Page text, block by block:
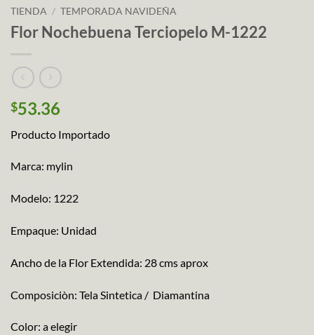
TIENDA / TEMPORADA NAVIDEÑA
Flor Nochebuena Terciopelo M-1222
$53.36
Producto Importado
Marca: mylin
Modelo: 1222
Empaque: Unidad
Ancho de la Flor Extendida: 28 cms aprox
Composiciòn: Tela Sintetica / Diamantina
Color: a elegir